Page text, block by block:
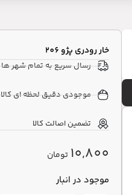
خار رودری پژو 206
رسال سریع به تمام شهر ها
موجودی دقیق لحظه ای کالا
تضمین اصالت کالا
10,800 تومان
موجود در انبار